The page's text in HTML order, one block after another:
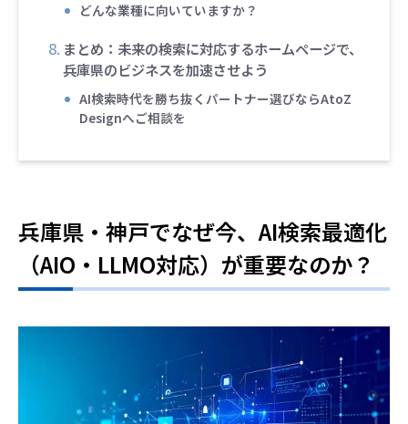
どんな業種に向いていますか？
まとめ：未来の検索に対応するホームページで、
兵庫県のビジネスを加速させよう
AI検索時代を勝ち抜くパートナー選びならAtoZ
Designへご相談を
兵庫県・神戸でなぜ今、AI検索最適化
（AIO・LLMO対応）が重要なのか？